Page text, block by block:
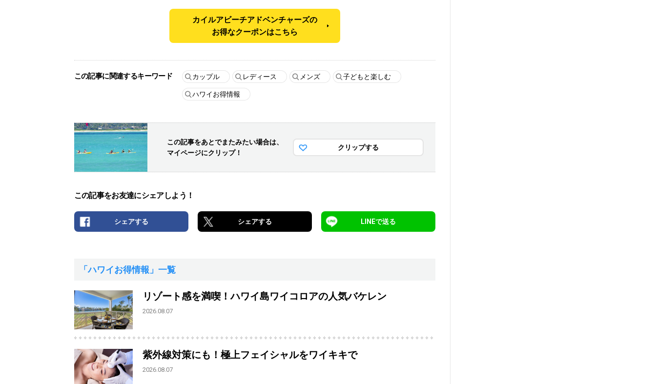
カイルアビーチアドベンチャーズの
お得なクーポンはこちら
この記事に関連するキーワード カップル レディース メンズ 子どもと楽しむ
ハワイお得情報
この記事をあとでまたみたい場合は、
マイページにクリップ！
クリップする
この記事をお友達にシェアしよう！
シェアする シェアする LINEで送る
「ハワイお得情報」一覧
リゾート感を満喫！ハワイ島ワイコロアの人気バケレン
2026.08.07
紫外線対策にも！極上フェイシャルをワイキキで
2026.08.07